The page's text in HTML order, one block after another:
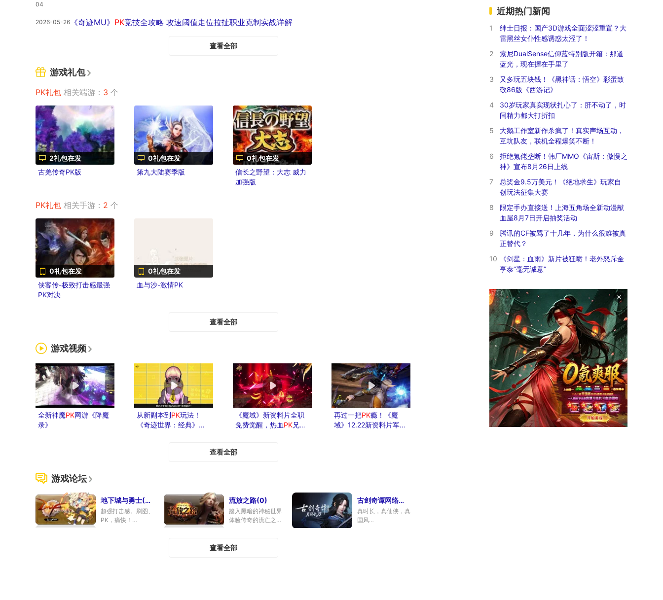
04
2026-05-26 《奇迹MU》 PK竞技全攻略 攻速阈值走位拉扯职业克制实战详解
查看全部
游戏礼包
PK礼包 相关端游： 3 个
2礼包在发
古羌传奇PK版
0礼包在发
第九大陆赛季版
0礼包在发
信长之野望：大志 威力
加强版
PK礼包 相关手游： 2 个
0礼包在发
侠客传-极致打击感最强
PK对决
0礼包在发
血与沙-激情PK
查看全部
游戏视频
全新神魔PK网游《降魔
录》
从新副本到PK玩法！
《奇迹世界：经典》进
《魔域》新资料片全职
免费觉醒，热血PK兄弟
再过一把PK瘾！《魔
域》12.22新资料片军团
查看全部
游戏论坛
地下城与勇士(498)
超强打击感。刷图、
PK，痛快！
流放之路(0)
踏入黑暗的神秘世界
体验传奇的流亡之旅
古剑奇谭网络版(640)
真时长，真仙侠，真
国风
查看全部
近期热门新闻
1
绅士日报：国产3D游戏全面涩涩重置？大
雷黑丝女仆性感诱惑太涩了！
2
索尼DualSense信仰蓝特别版开箱：那道
蓝光，现在握在手里了
3
又多玩五块钱！《黑神话：悟空》彩蛋致
敬86版《西游记》
4
30岁玩家真实现状扎心了：肝不动了，时
间精力都大打折扣
5
大鹅工作室新作杀疯了！真实声场互动，
互坑队友，联机全程爆笑不断！
6
拒绝氪佬垄断！韩厂MMO《宙斯：傲慢之
神》宣布8月26日上线
7
总奖金9.5万美元！《绝地求生》玩家自
创玩法征集大赛
8
限定手办直接送！上海五角场全新动漫献
血屋8月7日开启抽奖活动
9
腾讯的CF被骂了十几年，为什么很难被真
正替代？
10
《剑星：血雨》新片被狂喷！老外怒斥金
亨泰“毫无诚意”
×